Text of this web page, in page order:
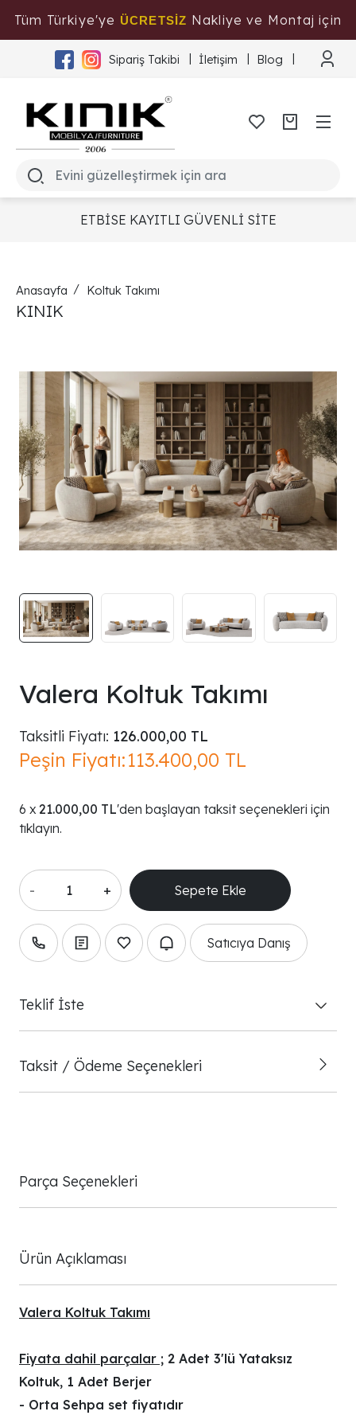
Tüm Türkiye'ye ÜCRETSİZ Nakliye ve Montaj için
Tıklayınız
Sipariş Takibi İletişim Blog
ETBİSE KAYITLI GÜVENLİ SİTE
Anasayfa Koltuk Takımı
KINIK
Valera Koltuk Takımı
Taksitli Fiyatı: 126.000,00 TL
Peşin Fiyatı:113.400,00 TL
21.000,00 TL'den başlayan taksit seçenekleri için
tıklayın.
- +
Satıcıya Danış
Teklif İste
Taksit / Ödeme Seçenekleri
Parça Seçenekleri
Ürün Açıklaması
Valera Koltuk Takımı
Fiyata dahil parçalar ; 2 Adet 3'lü Yataksız
Koltuk, 1 Adet Berjer
- Orta Sehpa set fiyatıdır